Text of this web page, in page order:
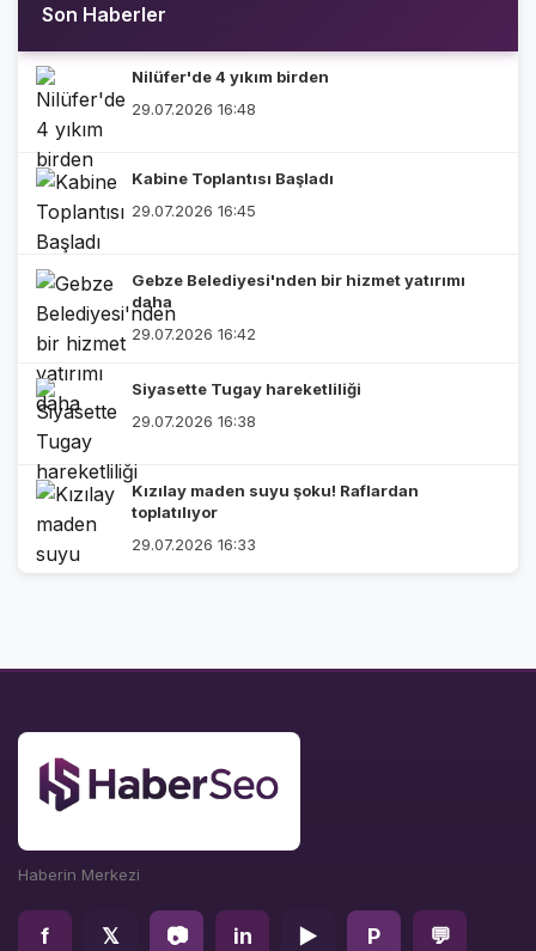
Son Haberler
Nilüfer'de 4 yıkım birden
29.07.2026 16:48
Kabine Toplantısı Başladı
29.07.2026 16:45
Gebze Belediyesi'nden bir hizmet yatırımı
daha
29.07.2026 16:42
Siyasette Tugay hareketliliği
29.07.2026 16:38
Kızılay maden suyu şoku! Raflardan
toplatılıyor
29.07.2026 16:33
Haberin Merkezi
f 𝕏 📷 in ▶ P 💬